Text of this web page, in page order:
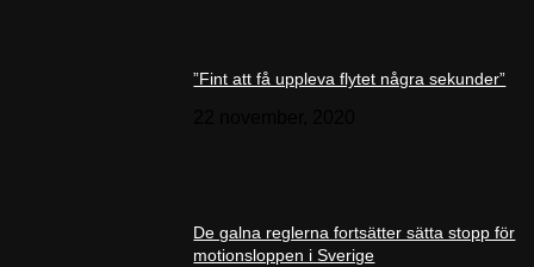
”Fint att få uppleva flytet några sekunder”
De galna reglerna fortsätter sätta stopp för
motionsloppen i Sverige